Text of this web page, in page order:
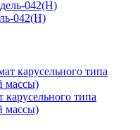
042(Н)
типа
массы)